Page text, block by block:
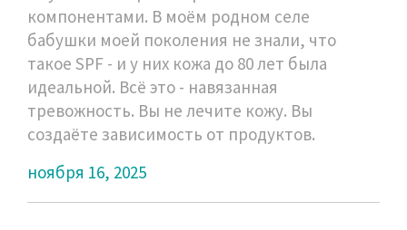
компонентами. В моём родном селе
бабушки моей поколения не знали, что
такое SPF - и у них кожа до 80 лет была
идеальной. Всё это - навязанная
тревожность. Вы не лечите кожу. Вы
создаёте зависимость от продуктов.
ноября 16, 2025